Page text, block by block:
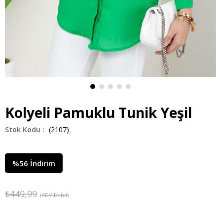
Kolyeli Pamuklu Tunik Yeşil
(2107)
%56 İndirim
₺449,99 (KDV Dahil)